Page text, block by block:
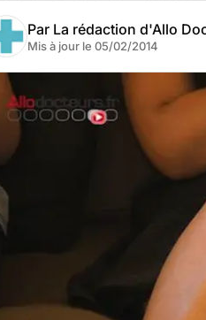
Par La rédaction d'Allo
Mis à jour le 05/02/2014